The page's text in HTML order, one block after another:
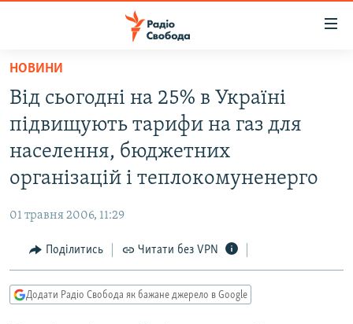
Перейти
основного
матеріалу
до
основної
Перейти
пошуку
ВСЕ ЗА ДОБУ
ПОЛІТИКА
СУСПІЛЬСТВО
КУЛЬТУРА
СПОРТ
ДОНБАС.РЕАЛІЇ
КРИМ.РЕАЛІЇ
ТИ ЯК?
НОВИНИ
Від сьогодні на 25% в Україні
підвищують тарифи на газ для
населення, бюджетних
організацій і теплокомуненерго
01 травня 2006, 11:29
Поділитись Читати без VPN
Додати Радіо Свобода як бажане джерело в Google